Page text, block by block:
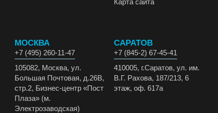
МОСКВА
+7 (495) 260-11-47
105082, Москва, ул.
Большая Почтовая, д.26В,
стр.2, Бизнес-центр «Пост
Плаза» (м.
Электрозаводская)
САРАТОВ
+7 (845-2) 67-45-41
410005, г.Саратов, ул. им.
В.Г. Рахова, 187/213, 6
этаж, оф. 617а